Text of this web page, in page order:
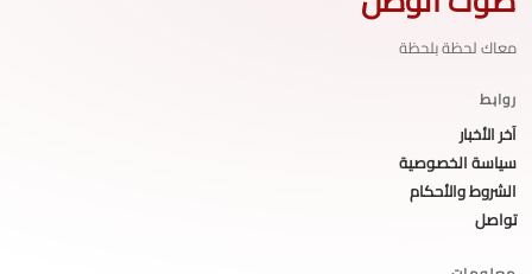
معاك لحظة بلحظة
روابط
آخر الأخبار
سياسة الخصوصية
الشروط والأحكام
تواصل